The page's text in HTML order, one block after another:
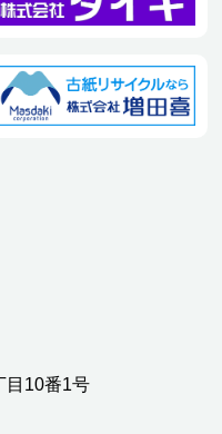
目10番1号